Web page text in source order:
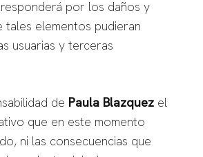
por los daños y
tales elementos pudieran
usuarias y terceras
de Paula Blazquezel
que en este momento
ni las consecuencias que